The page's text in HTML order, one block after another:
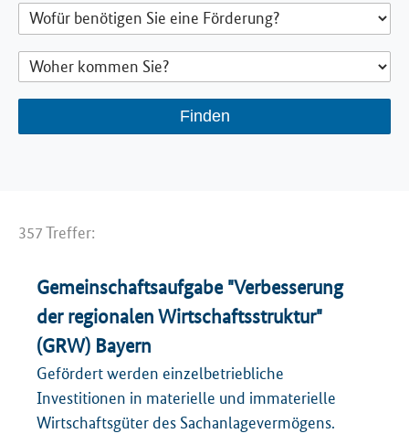
357 Treffer:
Gemeinschaftsaufgabe "Verbesserung
der regionalen Wirtschaftsstruktur"
(GRW) Bayern
Gefördert werden einzelbetriebliche
Investitionen in materielle und immaterielle
Wirtschaftsgüter des Sachanlagevermögens.